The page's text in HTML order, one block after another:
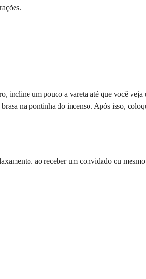
incline um pouco a vareta até que você
na pontinha do incenso. Após isso,
ao receber um convidado ou